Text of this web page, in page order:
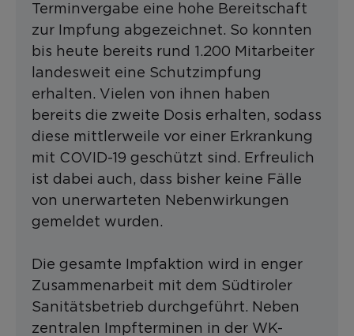
Terminvergabe eine hohe Bereitschaft
zur Impfung abgezeichnet. So konnten
bis heute bereits rund 1.200 Mitarbeiter
landesweit eine Schutzimpfung
erhalten. Vielen von ihnen haben
bereits die zweite Dosis erhalten, sodass
diese mittlerweile vor einer Erkrankung
mit COVID-19 geschützt sind. Erfreulich
ist dabei auch, dass bisher keine Fälle
von unerwarteten Nebenwirkungen
gemeldet wurden.
Die gesamte Impfaktion wird in enger
Zusammenarbeit mit dem Südtiroler
Sanitätsbetrieb durchgeführt. Neben
zentralen Impfterminen in der WK-